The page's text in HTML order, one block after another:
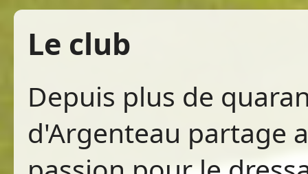
Le club
Depuis plus de
d'Argenteau partage